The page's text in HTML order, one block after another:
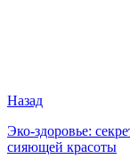
Назад
Эко-здоровье:
сияющей красоты